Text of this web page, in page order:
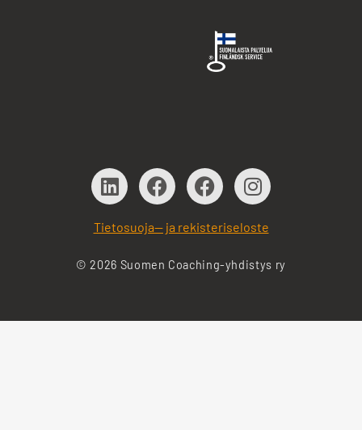
Tietosuoja— ja rekisteriseloste
© 2026 Suomen Coaching-yhdistys ry